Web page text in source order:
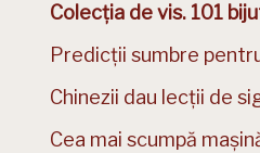
Colecția de vis. 101
Predicții sumbre
Chinezii dau lecții de
Cea mai scumpă